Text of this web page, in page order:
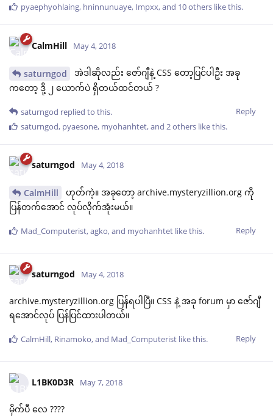
pyaephyohlaing, hninnunuaye, Impxx, and 10others like this.
CalmHill May 4, 2018
saturngod
အဲဒါဆိုလည်း ဇော်ဂျီနဲ့ CSS တော့ပြင်ပါဦး အခု
ကတော့ ဒို့ ၂ ယောက်ပဲ ရှိတယ်ထင်တယ် ?
Reply
saturngod replied to this.
saturngod, pyaesone, myohanhtet, and 2others like this.
saturngod May 4, 2018
CalmHill
ဟုတ်ကဲ့။ အခုတော့ archive.mysteryzillion.org ကို
ပြန်တက်အောင် လုပ်လိုက်အုံးမယ်။
Reply
Mad_Computerist,agko, and myohanhtet like this.
saturngod May 4, 2018
archive.mysteryzillion.org ပြန်ရပါပြီ။ CSS နဲ့ အခု forum မှာ ဇော်ဂျီ
ရအောင်လုပ် ပြန်ပြင်ထားပါတယ်။
Reply
CalmHill, Rinamoko, and Mad_Computerist like this.
L1BK0D3R May 7, 2018
မိုက်ပီ လေ ????